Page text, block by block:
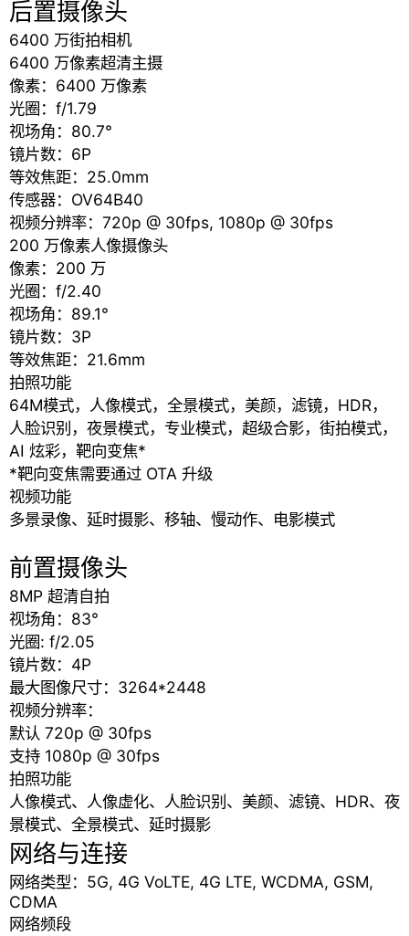
后置摄像头
6400 万街拍相机
6400 万像素超清主摄
像素：6400 万像素
光圈：f/1.79
视场角：80.7°
镜片数：6P
等效焦距：25.0mm
传感器：OV64B40
视频分辨率：720p @ 30fps, 1080p @ 30fps
200 万像素人像摄像头
像素：200 万
光圈：f/2.40
视场角：89.1°
镜片数：3P
等效焦距：21.6mm
拍照功能
64M模式，人像模式，全景模式，美颜，滤镜，HDR，
人脸识别，夜景模式，专业模式，超级合影，街拍模式，
AI 炫彩，靶向变焦*
*靶向变焦需要通过 OTA 升级
视频功能
多景录像、延时摄影、移轴、慢动作、电影模式
前置摄像头
8MP 超清自拍
视场角：83°
光圈: f/2.05
镜片数：4P
最大图像尺寸：3264*2448
视频分辨率：
默认 720p @ 30fps
支持 1080p @ 30fps
拍照功能
人像模式、人像虚化、人脸识别、美颜、滤镜、HDR、夜
景模式、全景模式、延时摄影
网络与连接
网络类型：5G, 4G VoLTE, 4G LTE, WCDMA, GSM,
CDMA
网络频段